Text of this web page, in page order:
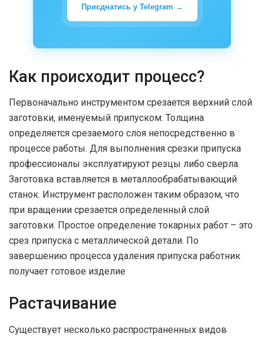
Приєднатись у Telegram →
Как происходит процесс?
Первоначально инструментом срезается верхний слой
заготовки, именуемый припуском. Толщина
определяется срезаемого слоя непосредственно в
процессе работы. Для выполнения срезки припуска
профессионалы эксплуатируют резцы либо сверла.
Заготовка вставляется в металлообрабатывающий
станок. Инструмент расположен таким образом, что
при вращении срезается определенный слой
заготовки. Простое определение токарных работ – это
срез припуска с металлической детали. По
завершению процесса удаления припуска работник
получает готовое изделие
Растачивание
Существует несколько распространенных видов